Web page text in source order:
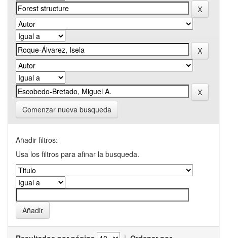
Comenzar nueva busqueda
Añadir filtros:
Usa los filtros para afinar la busqueda.